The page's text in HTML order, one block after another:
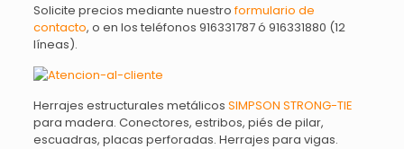
Solicite precios mediante nuestroformulario de
contacto, o en los teléfonos 916331787 ó 916331880 (12
líneas).
Herrajes estructurales metálicos SIMPSON STRONG-TIE
para madera. Conectores, estribos, piés de pilar,
escuadras, placas perforadas. Herrajes para vigas.